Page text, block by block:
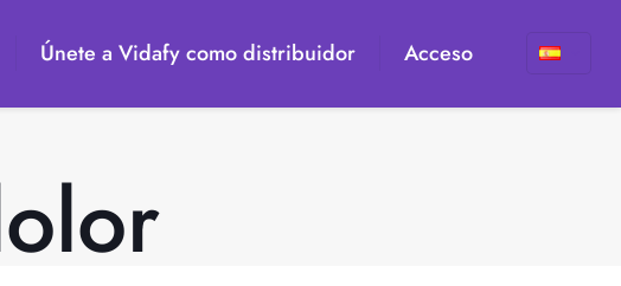
Únete a Vidafy como distribuidor Acceso